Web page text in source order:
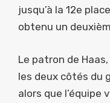
jusqu’à la 12e
obtenu un
Le patron de
les deux côtés du
alors que l’équipe